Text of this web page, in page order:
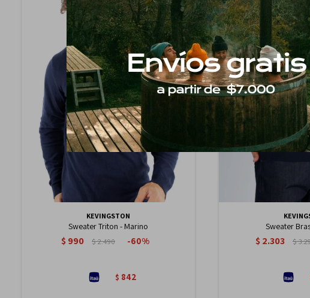
KEVINGSTON
Sweater Triton - Marino
$990 $2.490 60
$ 842
Sweater
$2.303 $